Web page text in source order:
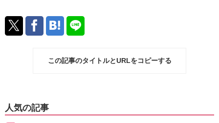
この記事のタイトルとURLをコピーする
人気の記事